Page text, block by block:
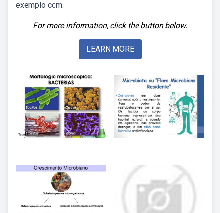
exemplo com.
For more information, click the button below.
LEARN MORE